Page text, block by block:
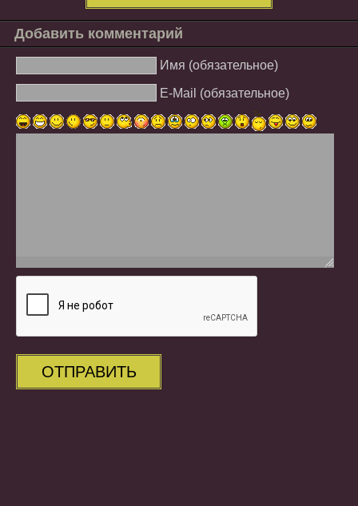
Добавить комментарий
Имя (обязательное)
E-Mail (обязательное)
ОТПРАВИТЬ